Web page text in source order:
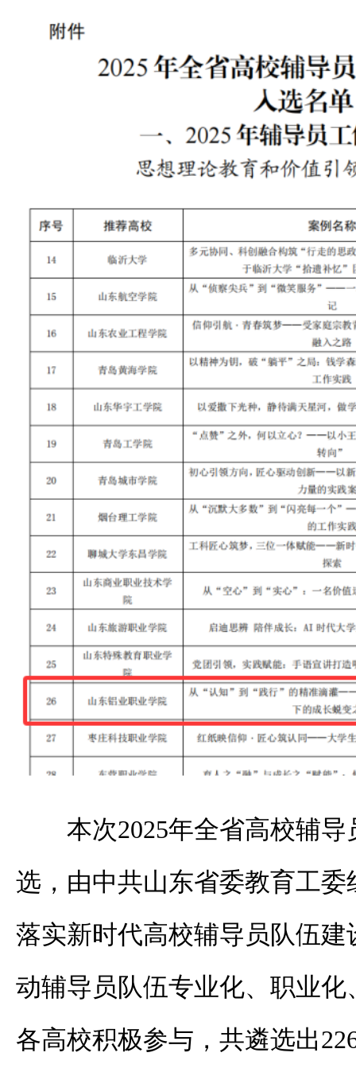
本次2025年全省高校辅
选，由中共山东省委教育工
落实新时代高校辅导员队伍
动辅导员队伍专业化、职业
各高校积极参与，共遴选出